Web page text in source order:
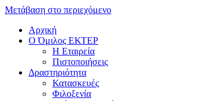
Μετάβαση στο περιεχόμενο
Αρχική
Ο Όμιλος ΕΚΤΕΡ
H Εταιρεία
Πιστοποιήσεις
Δραστηριότητα
Κατασκευές
Φιλοξενία